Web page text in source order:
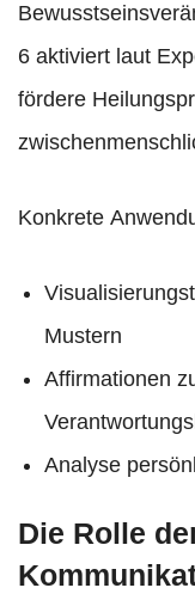
6 aktiviert laut
fördere
Konkrete
Mustern
Affirmationen
Analyse
Die Rolle